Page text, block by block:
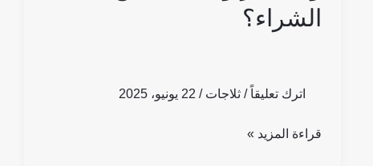
الشراء؟
اترك تعليقاً / ثلاجات / 22 يونيو، 2025
قراءة المزيد »